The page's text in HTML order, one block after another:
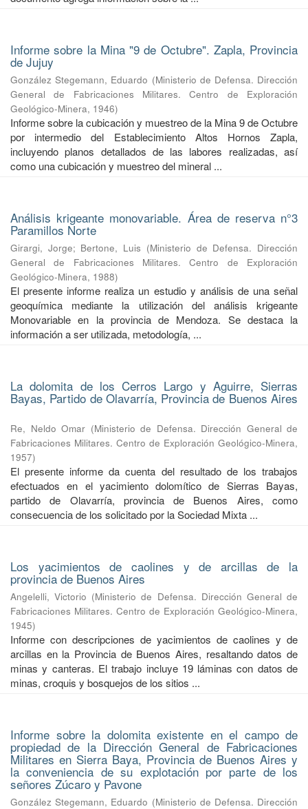
Informe sobre la Mina "9 de Octubre". Zapla, Provincia
de Jujuy
González Stegemann, Eduardo (Ministerio de Defensa. Dirección
General de Fabricaciones Militares. Centro de Exploración
Geológico-Minera, 1946)
Informe sobre la cubicación y muestreo de la Mina 9 de Octubre
por intermedio del Establecimiento Altos Hornos Zapla,
incluyendo planos detallados de las labores realizadas, así
como una cubicación y muestreo del mineral ...
Análisis krigeante monovariable. Área de reserva n°3
Paramillos Norte
Girargi, Jorge; Bertone, Luis (Ministerio de Defensa. Dirección
General de Fabricaciones Militares. Centro de Exploración
Geológico-Minera, 1988)
El presente informe realiza un estudio y análisis de una señal
geoquímica mediante la utilización del análisis krigeante
Monovariable en la provincia de Mendoza. Se destaca la
información a ser utilizada, metodología, ...
La dolomita de los Cerros Largo y Aguirre, Sierras
Bayas, Partido de Olavarría, Provincia de Buenos Aires
Re, Neldo Omar (Ministerio de Defensa. Dirección General de
Fabricaciones Militares. Centro de Exploración Geológico-Minera,
1957)
El presente informe da cuenta del resultado de los trabajos
efectuados en el yacimiento dolomítico de Sierras Bayas,
partido de Olavarría, provincia de Buenos Aires, como
consecuencia de los solicitado por la Sociedad Mixta ...
Los yacimientos de caolines y de arcillas de la
provincia de Buenos Aires
Angelelli, Victorio (Ministerio de Defensa. Dirección General de
Fabricaciones Militares. Centro de Exploración Geológico-Minera,
1945)
Informe con descripciones de yacimientos de caolines y de
arcillas en la Provincia de Buenos Aires, resaltando datos de
minas y canteras. El trabajo incluye 19 láminas con datos de
minas, croquis y bosquejos de los sitios ...
Informe sobre la dolomita existente en el campo de
propiedad de la Dirección General de Fabricaciones
Militares en Sierra Baya, Provincia de Buenos Aires y
la conveniencia de su explotación por parte de los
señores Zúcaro y Pavone
González Stegemann, Eduardo (Ministerio de Defensa. Dirección